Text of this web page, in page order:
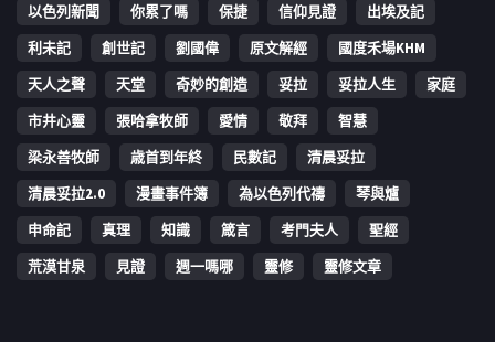
以色列新聞
你累了嗎 保捷 信仰見證
出埃及記
利未記
創世記 劉國偉 原文解經
國度禾場KHM
天人之聲
天堂 奇妙的創造 妥拉 妥拉人生
家庭
市井心靈
張哈拿牧師 愛情 敬拜
智慧
梁永善牧師
歳首到年終 民數記
清晨妥拉
清晨妥拉2.0
漫畫事件簿 為以色列代禱
琴與爐
申命記
真理 知識 箴言 考門夫人
聖經
荒漠甘泉
見證 週一嗎哪 靈修 靈修文章